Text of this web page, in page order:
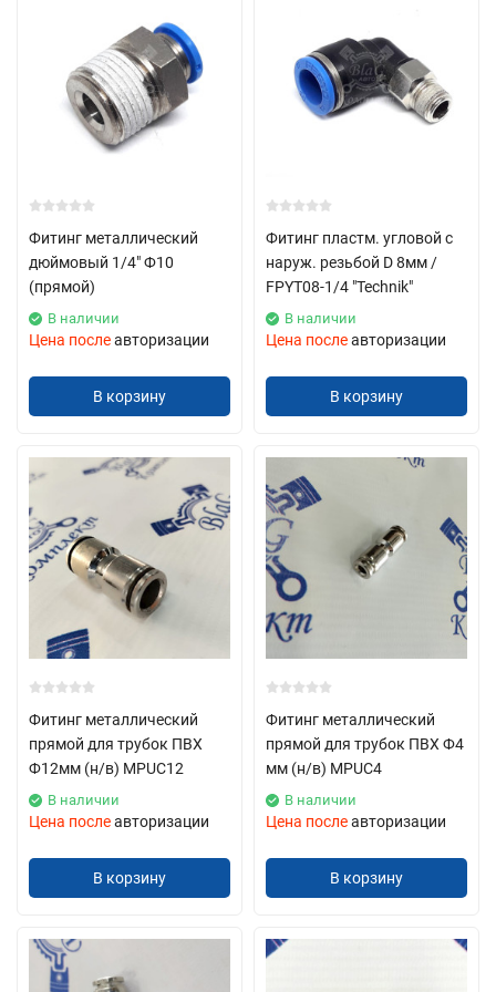
Фитинг металлический
дюймовый 1/4" Ф10
(прямой)
В наличии
Цена послеавторизации
В корзину
Фитинг пластм. угловой с
наруж. резьбой D 8мм /
FPYT08-1/4 "Technik"
В наличии
Цена послеавторизации
В корзину
Фитинг металлический
прямой для трубок ПВХ
Ф12мм (н/в) MPUC12
В наличии
Цена послеавторизации
В корзину
Фитинг металлический
прямой для трубок ПВХ Ф4
мм (н/в) MPUC4
В наличии
Цена послеавторизации
В корзину